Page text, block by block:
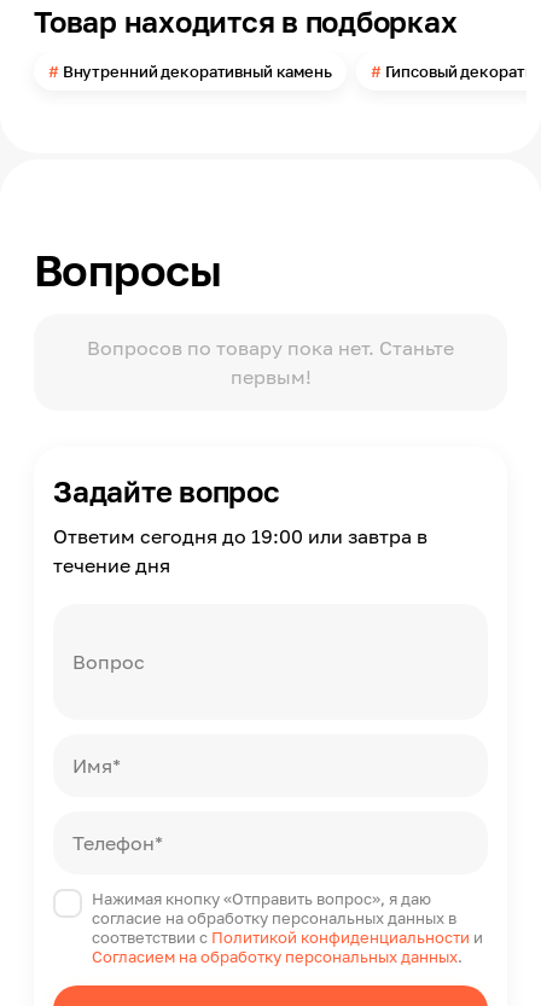
Товар находится в подборках
Внутренний декоративный камень Гипсовый
Вопросы
Вопросов по товару пока нет. Станьте
первым!
Задайте вопрос
Ответим сегодня до 19:00 или завтра в
течение дня
Вопрос
Имя*
Телефон*
Нажимая кнопку «Отправить вопрос», я даю
согласие на обработку персональных данных в
соответствии с Политикой конфиденциальности и
Согласием на обработку персональных данных.